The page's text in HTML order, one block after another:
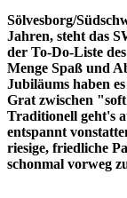
Sölvesborg/
Jahren, steht das
der To-Do-Liste
Menge Spaß und
Jubiläums haben
Grat zwischen
Traditionell geht's
entspannt
riesige, friedliche
schonmal vorweg